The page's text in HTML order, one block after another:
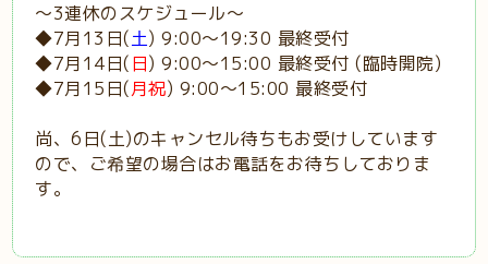
〜3連休のスケジュール〜
◆7月13日(土) 9:00〜19:30 最終受付
◆7月14日(日) 9:00〜15:00 最終受付 (臨時開院)
◆7月15日(月祝) 9:00〜15:00 最終受付
尚、6日(土)のキャンセル待ちもお受けしています
ので、ご希望の場合はお電話をお待ちしておりま
す。